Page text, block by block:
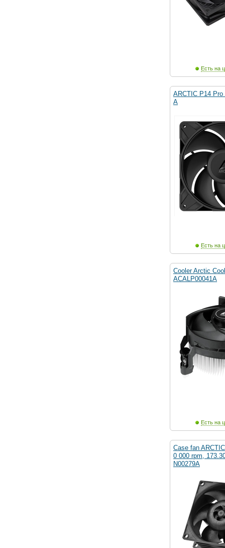
Есть на
ARCTIC P14 Pro
A
Есть на
Cooler Arctic
ACALP00041A
Есть на
Case fan
0 000 rpm,
N00279A